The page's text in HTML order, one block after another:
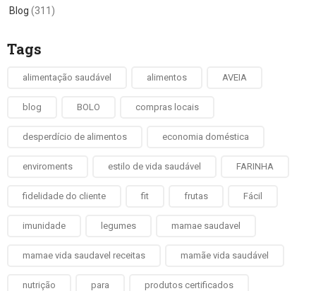
Blog (311)
Tags
alimentação saudável alimentos AVEIA
blog BOLO compras locais
desperdício de alimentos economia doméstica
enviroments estilo de vida saudável FARINHA
fidelidade do cliente fit frutas Fácil
imunidade legumes mamae saudavel
mamae vida saudavel receitas mamãe vida saudável
nutrição para produtos certificados